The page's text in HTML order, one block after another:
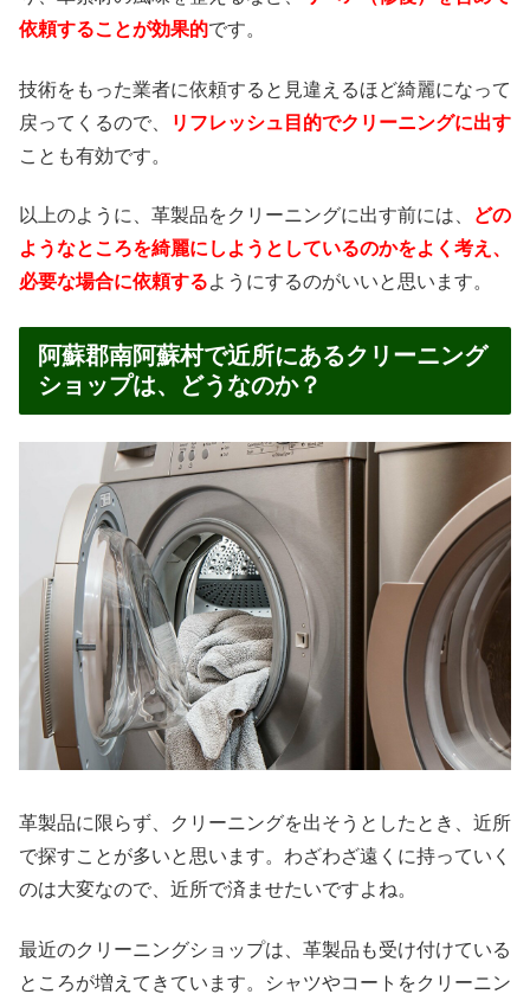
依頼することが効果的です。
技術をもった業者に依頼すると見違えるほど綺麗になって
戻ってくるので、
リフレッシュ目的でクリーニングに出す
ことも有効です。
以上のように、革製品をクリーニングに出す前には、
どの
ようなところを綺麗にしようとしているのかをよく考え、
必要な場合に依頼するようにするのがいいと思います。
阿蘇郡南阿蘇村で近所にあるクリーニング
ショップは、どうなのか？
革製品に限らず、クリーニングを出そうとしたとき、近所
で探すことが多いと思います。わざわざ遠くに持っていく
のは大変なので、近所で済ませたいですよね。
最近のクリーニングショップは、革製品も受け付けている
ところが増えてきています。シャツやコートをクリーニン